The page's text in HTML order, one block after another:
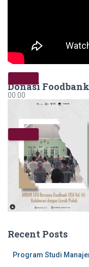
00:00
05:54
Donasi
Recent Posts
Program Studi